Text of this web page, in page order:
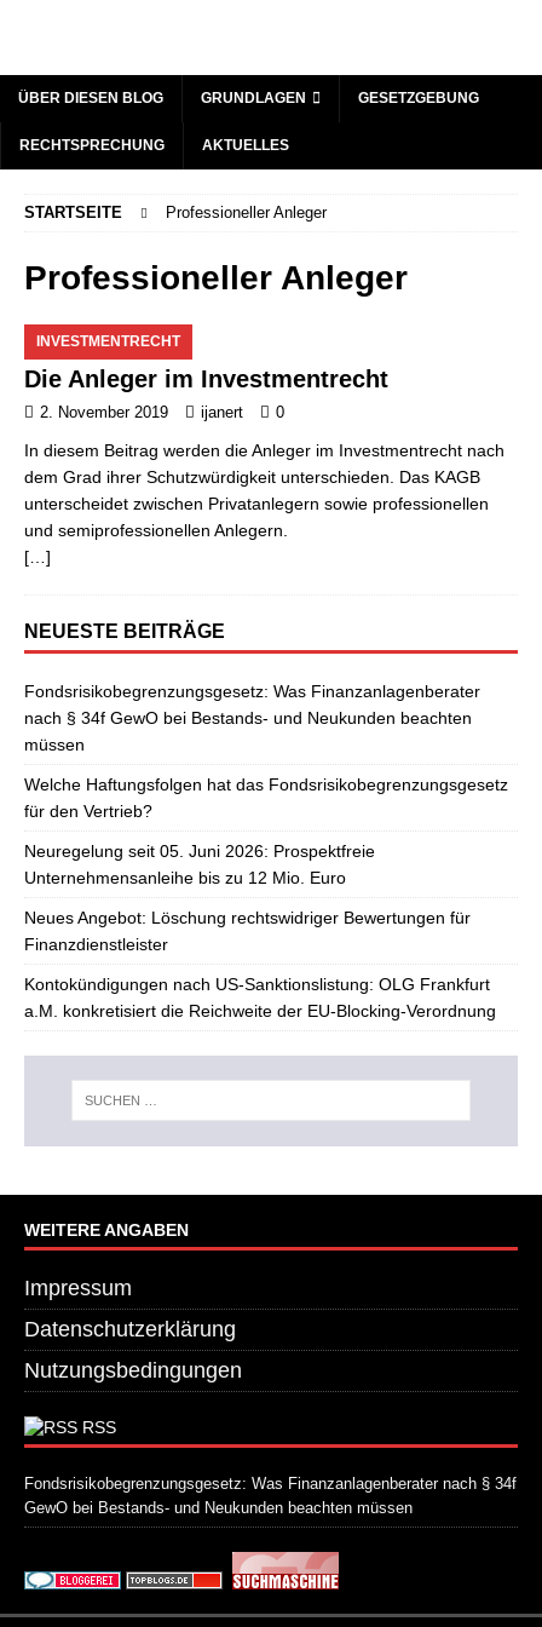
ÜBER DIESEN BLOG GRUNDLAGEN GESETZGEBUNG
RECHTSPRECHUNG AKTUELLES
STARTSEITE Professioneller Anleger
Professioneller Anleger
INVESTMENTRECHT
Die Anleger im Investmentrecht
2. November 2019 ijanert 0
In diesem Beitrag werden die Anleger im Investmentrecht nach
dem Grad ihrer Schutzwürdigkeit unterschieden. Das KAGB
unterscheidet zwischen Privatanlegern sowie professionellen
und semiprofessionellen Anlegern.
[…]
NEUESTE BEITRÄGE
Fondsrisikobegrenzungsgesetz: Was Finanzanlagenberater
nach § 34f GewO bei Bestands- und Neukunden beachten
müssen
Welche Haftungsfolgen hat das Fondsrisikobegrenzungsgesetz
für den Vertrieb?
Neuregelung seit 05. Juni 2026: Prospektfreie
Unternehmensanleihe bis zu 12 Mio. Euro
Neues Angebot: Löschung rechtswidriger Bewertungen für
Finanzdienstleister
Kontokündigungen nach US-Sanktionslistung: OLG Frankfurt
a.M. konkretisiert die Reichweite der EU-Blocking-Verordnung
WEITERE ANGABEN
Impressum
Datenschutzerklärung
Nutzungsbedingungen
RSS
Fondsrisikobegrenzungsgesetz: Was Finanzanlagenberater nach § 34f
GewO bei Bestands- und Neukunden beachten müssen